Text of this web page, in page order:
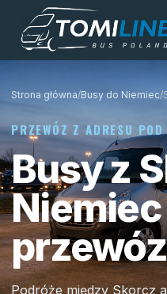
Przejdź do treści
Strona główna/Busy do Niemiec/
PRZEWÓZ Z ADRESU POD
Busy z
Podróże między Skorcz